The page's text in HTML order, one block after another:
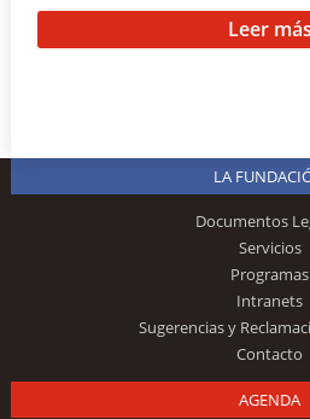
Leer más
LA
Documentos
Servicios
Programas
Intranets
Sugerencias y
Contacto
AGENDA